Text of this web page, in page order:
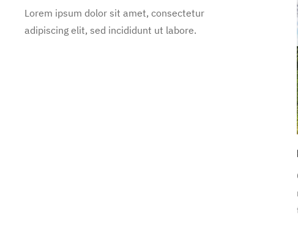
Lorem ipsum dolor sit amet, consectetur
adipiscing elit, sed incididunt ut labore.